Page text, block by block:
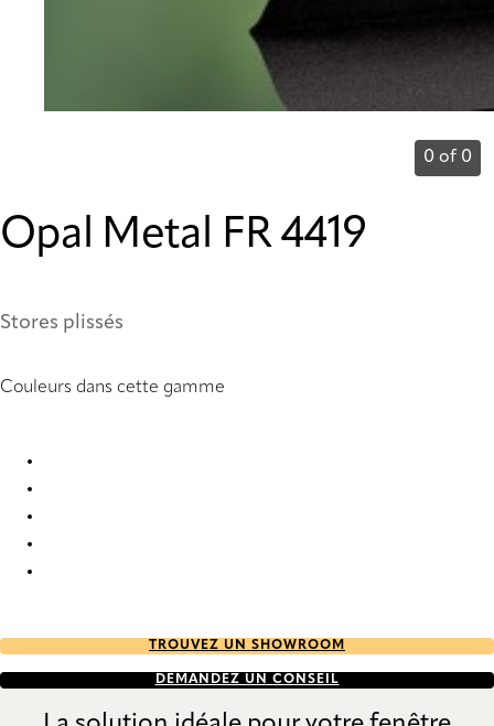
0 of 0
Opal Metal FR 4419
Stores plissés
Couleurs dans cette gamme
TROUVEZ UN SHOWROOM
DEMANDEZ UN CONSEIL